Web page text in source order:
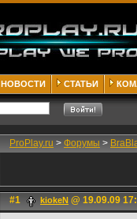
НОВОСТИ СТАТЬИ
ProPlay.ru > Форумы >
#1 kiokeN @ 19.09.09